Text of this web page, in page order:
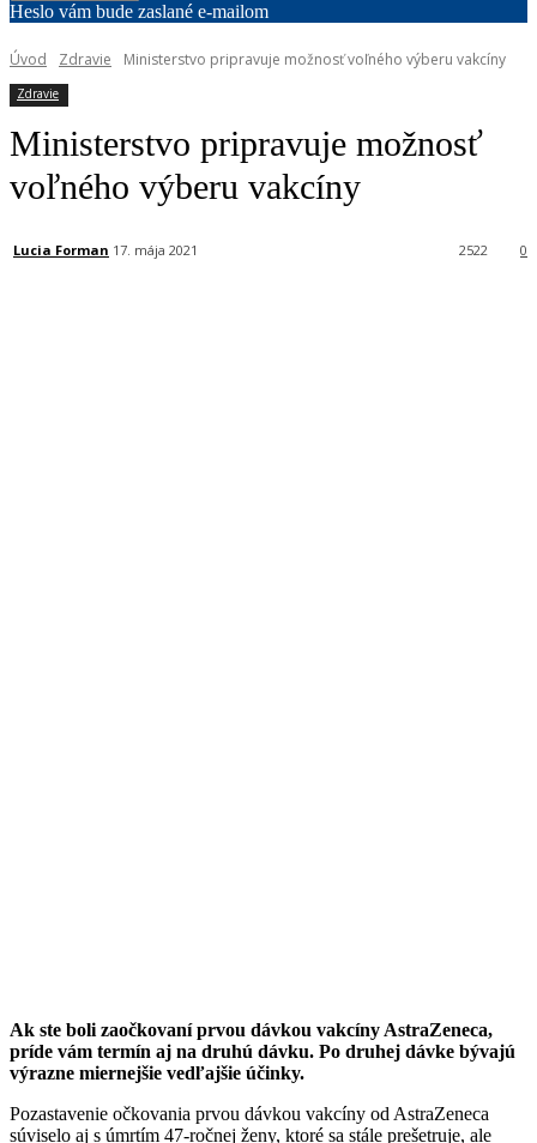
Heslo vám bude zaslané e-mailom
Úvod Zdravie Ministerstvo pripravuje možnosť voľného výberu vakcíny
Zdravie
Ministerstvo pripravuje možnosť
voľného výberu vakcíny
Lucia Forman 17. mája 2021 0
2522
Ak ste boli zaočkovaní prvou dávkou vakcíny AstraZeneca,
príde vám termín aj na druhú dávku. Po druhej dávke bývajú
výrazne miernejšie vedľajšie účinky.
Pozastavenie očkovania prvou dávkou vakcíny od AstraZeneca
súviselo aj s úmrtím 47-ročnej ženy, ktoré sa stále prešetruje, ale